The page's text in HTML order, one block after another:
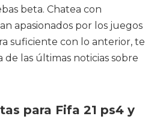
beta. Chatea con
apasionados por los juegos
suficiente con lo anterior, te
las últimas noticias sobre
para Fifa 21 ps4 y